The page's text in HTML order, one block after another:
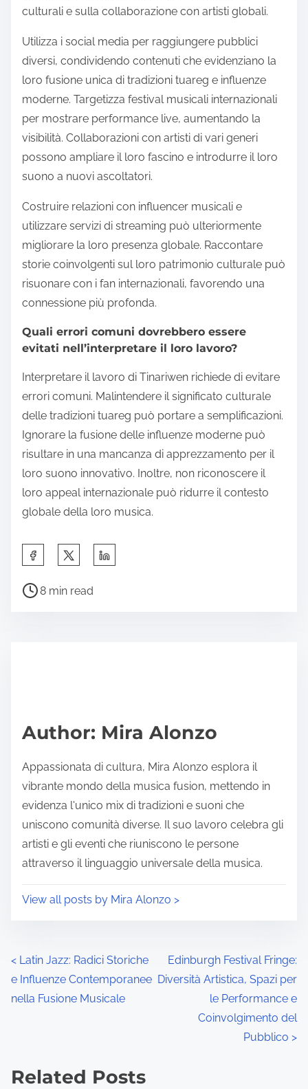
culturali e sulla collaborazione con artisti globali.
Utilizza i social media per raggiungere pubblici
diversi, condividendo contenuti che evidenziano la
loro fusione unica di tradizioni tuareg e influenze
moderne. Targetizza festival musicali internazionali
per mostrare performance live, aumentando la
visibilità. Collaborazioni con artisti di vari generi
possono ampliare il loro fascino e introdurre il loro
suono a nuovi ascoltatori.
Costruire relazioni con influencer musicali e
utilizzare servizi di streaming può ulteriormente
migliorare la loro presenza globale. Raccontare
storie coinvolgenti sul loro patrimonio culturale può
risuonare con i fan internazionali, favorendo una
connessione più profonda.
Quali errori comuni dovrebbero essere
evitati nell’interpretare il loro lavoro?
Interpretare il lavoro di Tinariwen richiede di evitare
errori comuni. Malintendere il significato culturale
delle tradizioni tuareg può portare a semplificazioni.
Ignorare la fusione delle influenze moderne può
risultare in una mancanza di apprezzamento per il
loro suono innovativo. Inoltre, non riconoscere il
loro appeal internazionale può ridurre il contesto
globale della loro musica.
Share this post on:
Post read time
8 min read
Author: Mira Alonzo
Appassionata di cultura, Mira Alonzo esplora il
vibrante mondo della musica fusion, mettendo in
evidenza l'unico mix di tradizioni e suoni che
uniscono comunità diverse. Il suo lavoro celebra gli
artisti e gli eventi che riuniscono le persone
attraverso il linguaggio universale della musica.
View all posts by Mira Alonzo >
Posts navigation
< Latin Jazz: Radici Storiche
e Influenze Contemporanee
nella Fusione Musicale
Edinburgh Festival Fringe:
Diversità Artistica, Spazi per
le Performance e
Coinvolgimento del
Pubblico >
Related Posts